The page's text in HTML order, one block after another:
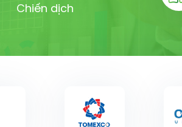
Chiến dịch